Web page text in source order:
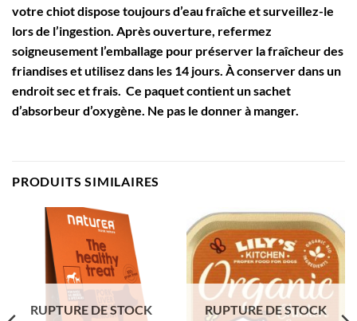
votre chiot dispose toujours d’eau fraîche et surveillez-le
lors de l’ingestion. Après ouverture, refermez
soigneusement l’emballage pour préserver la fraîcheur des
friandises et utilisez dans les 14 jours. À conserver dans un
endroit sec et frais. Ce paquet contient un sachet
d’absorbeur d’oxygène. Ne pas le donner à manger.
PRODUITS SIMILAIRES
RUPTURE DE STOCK RUPTURE DE STOCK